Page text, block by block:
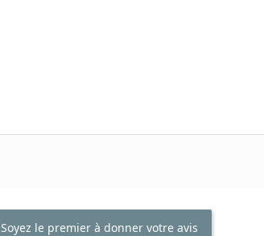
Soyez le premier à donner votre avis